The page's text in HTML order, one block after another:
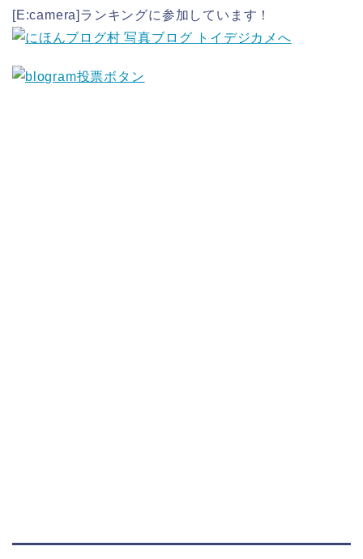
[E:camera]ランキングに参加しています！